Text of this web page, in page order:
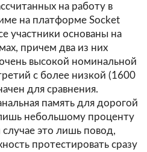
на работу в
на платформе Socket
участники основаны на
причем два из них
высокой номинальной
с более низкой (1600
для сравнения.
память для дорогой
небольшому проценту
это лишь повод,
протестировать сразу